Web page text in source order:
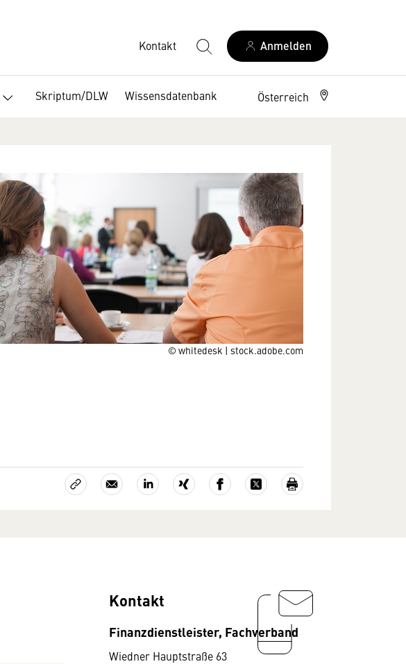
Kontakt Anmelden
Skriptum/DLW Wissensdatenbank Österreich
© whitedesk | stock.adobe.com
Kontakt
Finanzdienstleister, Fachverband
Wiedner Hauptstraße 63